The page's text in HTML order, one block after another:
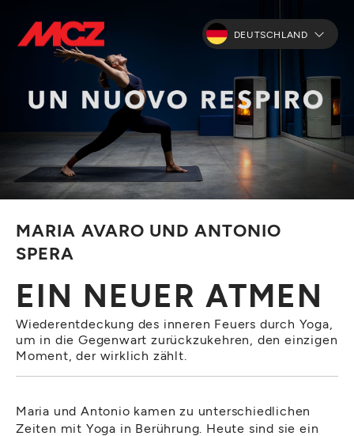
DEUTSCHLAND
MARIA AVARO UND ANTONIO
SPERA
EIN NEUER ATMEN
Wiederentdeckung des inneren Feuers durch Yoga,
um in die Gegenwart zurückzukehren, den einzigen
Moment, der wirklich zählt.
Maria und Antonio kamen zu unterschiedlichen
Zeiten mit Yoga in Berührung. Heute sind sie ein